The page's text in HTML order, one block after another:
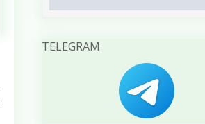
TELEGRAM